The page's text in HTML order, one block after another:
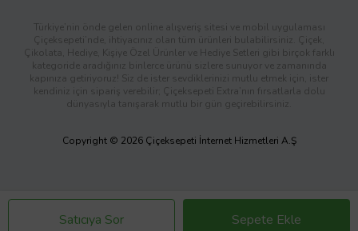
Satıcıya Sor Sepete Ekle
Türkiye’nin önde gelen online alışveriş sitesi ve mobil uygulaması
Çiçeksepeti’nde, ihtiyacınız olan tüm ürünleri bulabilirsiniz. Çiçek,
Çikolata, Hediye, Kişiye Özel Ürünler ve Hediye Setleri gibi birçok farklı
kategoride aradığınız binlerce ürünü sizlere sunuyor ve zamanında
kapınıza getiriyoruz! Siz de ister sevdiklerinizi mutlu etmek için, ister
kendiniz için sipariş verebilir; Çiçeksepeti Extra’nın fırsatlarla dolu
dünyasıyla tanışarak mutlu bir gün geçirebilirsiniz.
Copyright © 2026 Çiçeksepeti İnternet Hizmetleri A.Ş